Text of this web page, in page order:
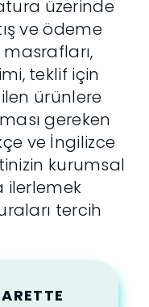
üzerinde
ve ödeme
teklif için
ürünlere
gereken
ve İngilizce
kurumsal
ilerlemek
tercih